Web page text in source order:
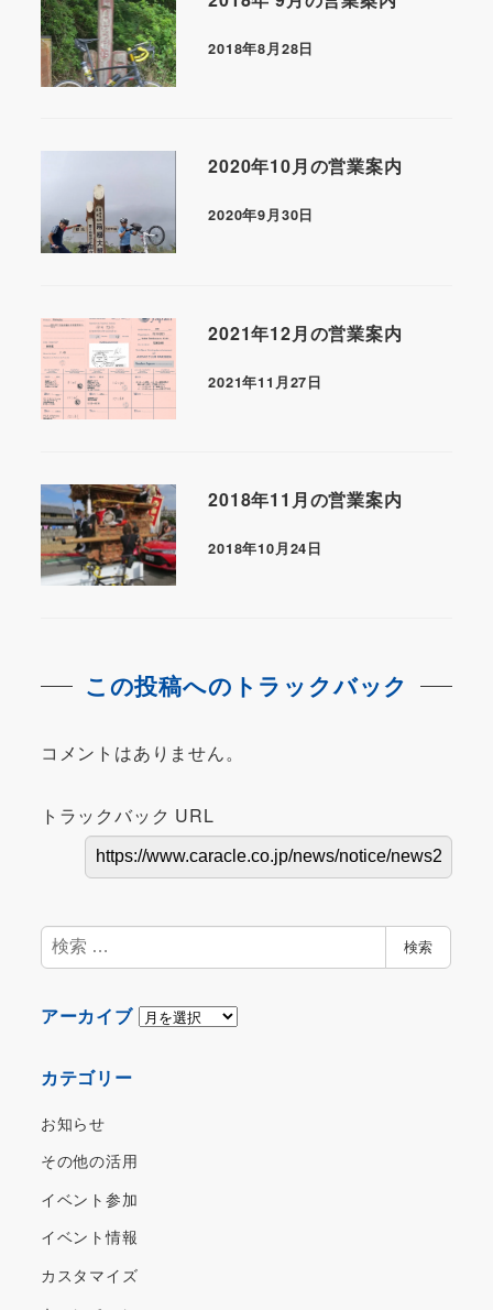
2018年8月28日
2020年10月の営業案内
2020年9月30日
2021年12月の営業案内
2021年11月27日
2018年11月の営業案内
2018年10月24日
この投稿へのトラックバック
コメントはありません。
トラックバック URL
検
索
検索
アーカイブ ア
カテゴリー
お知らせ
その他の活用
イベント参加
イベント情報
カスタマイズ